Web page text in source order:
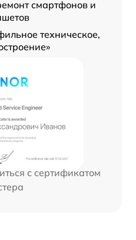
смартфонов и
техническое,
с сертификатом